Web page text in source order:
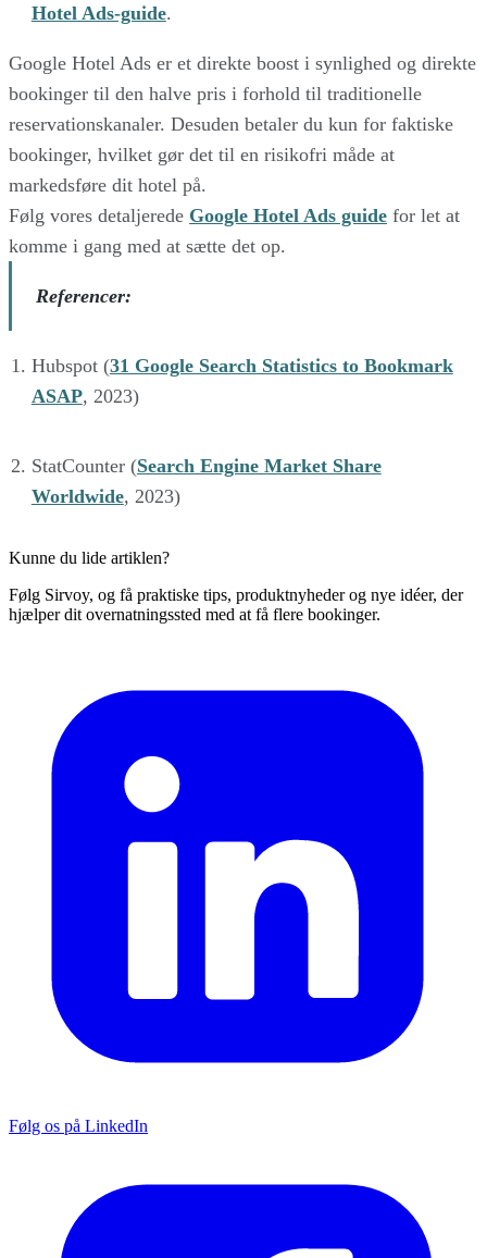
Hotel Ads-guide.
Google Hotel Ads er et direkte boost i synlighed og direkte
bookinger til den halve pris i forhold til traditionelle
reservationskanaler. Desuden betaler du kun for faktiske
bookinger, hvilket gør det til en risikofri måde at
markedsføre dit hotel på.
Følg vores detaljerede Google Hotel Ads guide for let at
komme i gang med at sætte det op.
Referencer:
Hubspot (31 Google Search Statistics to Bookmark
ASAP, 2023)
StatCounter (Search Engine Market Share
Worldwide, 2023)
Kunne du lide artiklen?
Følg Sirvoy, og få praktiske tips, produktnyheder og nye idéer, der
hjælper dit overnatningssted med at få flere bookinger.
Følg os på LinkedIn